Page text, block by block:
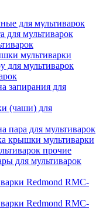
для мультиварок
для мультиварок
мультиварки
для мультиварок
запирания для
(чаши) для
пара для мультиварок
крышки мультиварки
прочие
для мультиварок
Redmond RMC-
Redmond RMC-